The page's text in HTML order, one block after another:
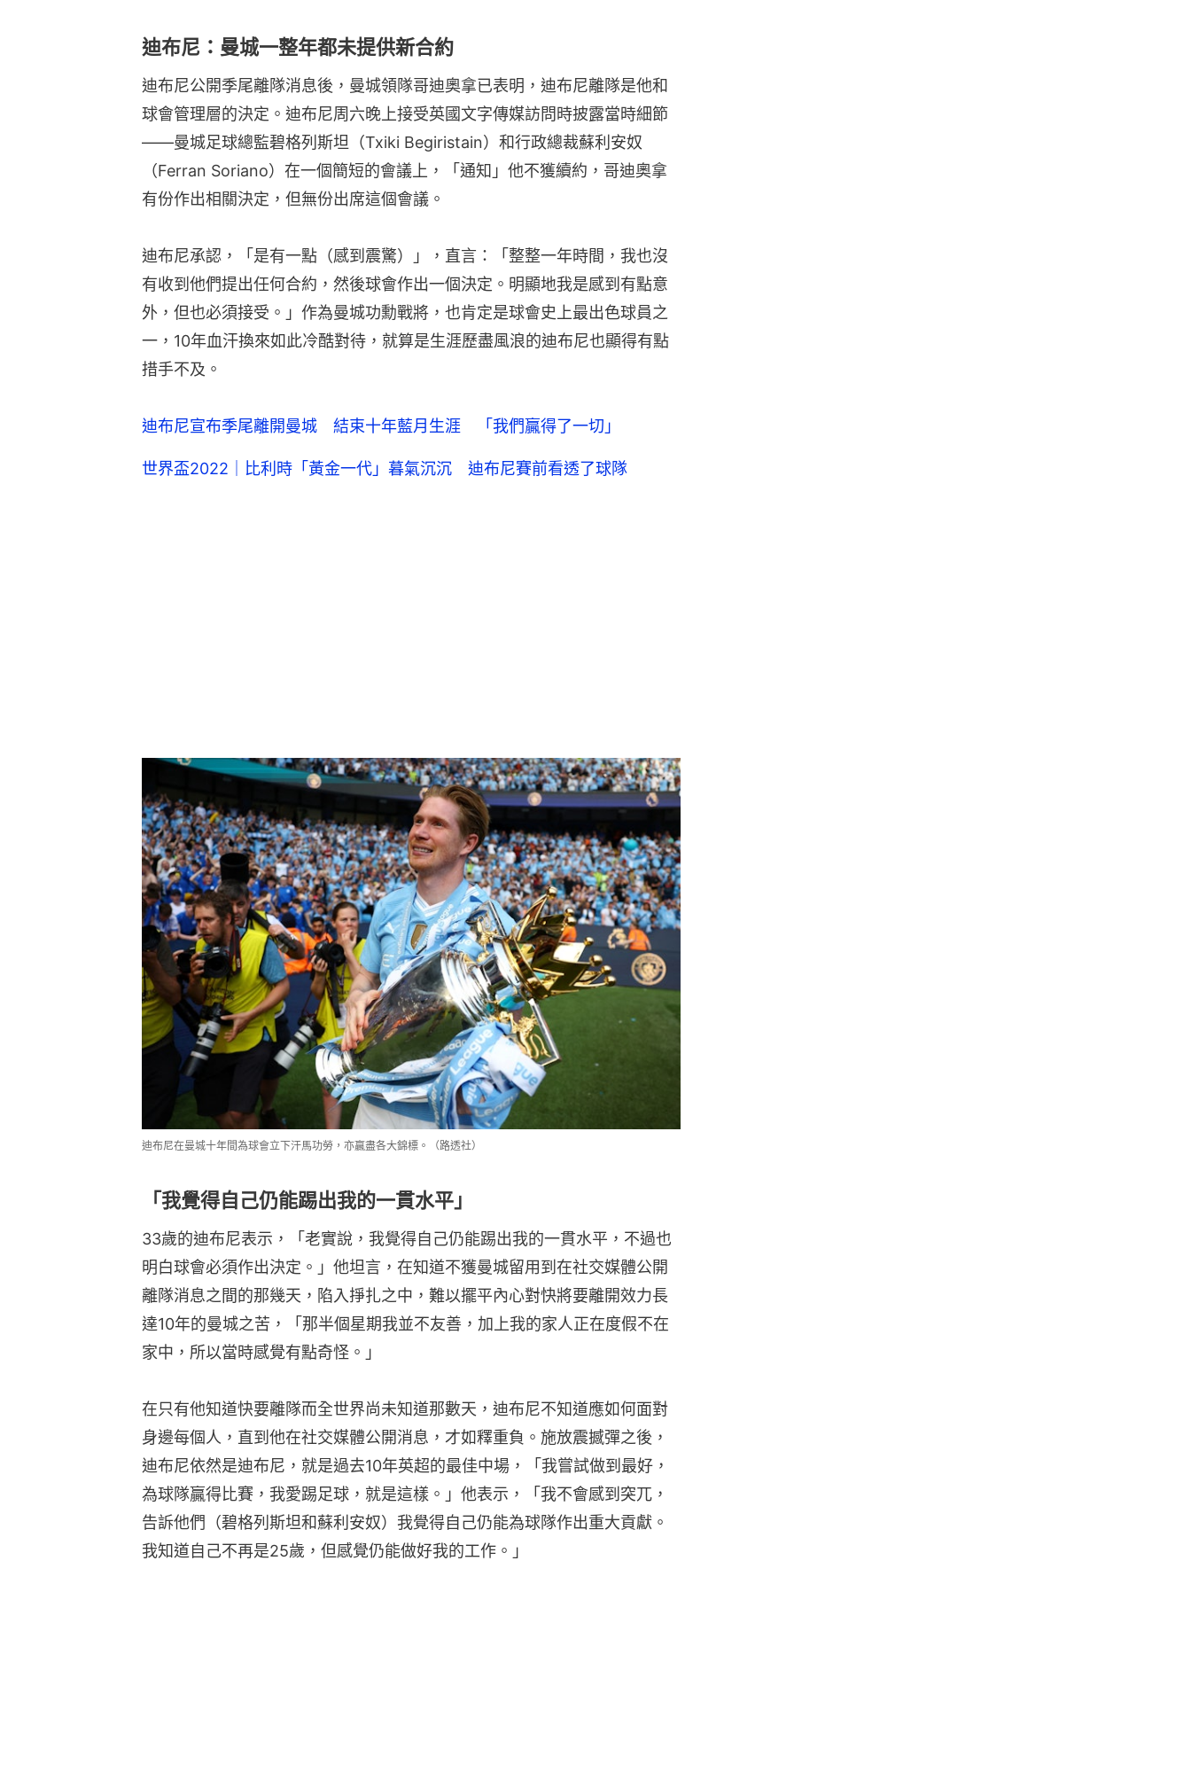
迪布尼：曼城一整年都未提供新合約
迪布尼公開季尾離隊消息後，曼城領隊哥迪奧拿已表明，迪布尼離隊是他和
球會管理層的決定。迪布尼周六晚上接受英國文字傳媒訪問時披露當時細節
——曼城足球總監碧格列斯坦（Txiki Begiristain）和行政總裁蘇利安奴
（Ferran Soriano）在一個簡短的會議上，「通知」他不獲續約，哥迪奧拿
有份作出相關決定，但無份出席這個會議。
迪布尼承認，「是有一點（感到震驚）」，直言：「整整一年時間，我也沒
有收到他們提出任何合約，然後球會作出一個決定。明顯地我是感到有點意
外，但也必須接受。」作為曼城功勳戰將，也肯定是球會史上最出色球員之
一，10年血汗換來如此冷酷對待，就算是生涯歷盡風浪的迪布尼也顯得有點
措手不及。
迪布尼宣布季尾離開曼城 結束十年藍月生涯 「我們贏得了一切」
世界盃2022｜比利時「黃金一代」暮氣沉沉 迪布尼賽前看透了球隊
迪布尼在曼城十年間為球會立下汗馬功勞，亦贏盡各大錦標。（路透社）
「我覺得自己仍能踢出我的一貫水平」
33歲的迪布尼表示，「老實說，我覺得自己仍能踢出我的一貫水平，不過也
明白球會必須作出決定。」他坦言，在知道不獲曼城留用到在社交媒體公開
離隊消息之間的那幾天，陷入掙扎之中，難以擺平內心對快將要離開效力長
達10年的曼城之苦，「那半個星期我並不友善，加上我的家人正在度假不在
家中，所以當時感覺有點奇怪。」
在只有他知道快要離隊而全世界尚未知道那數天，迪布尼不知道應如何面對
身邊每個人，直到他在社交媒體公開消息，才如釋重負。施放震撼彈之後，
迪布尼依然是迪布尼，就是過去10年英超的最佳中場，「我嘗試做到最好，
為球隊贏得比賽，我愛踢足球，就是這樣。」他表示，「我不會感到突兀，
告訴他們（碧格列斯坦和蘇利安奴）我覺得自己仍能為球隊作出重大貢獻。
我知道自己不再是25歲，但感覺仍能做好我的工作。」